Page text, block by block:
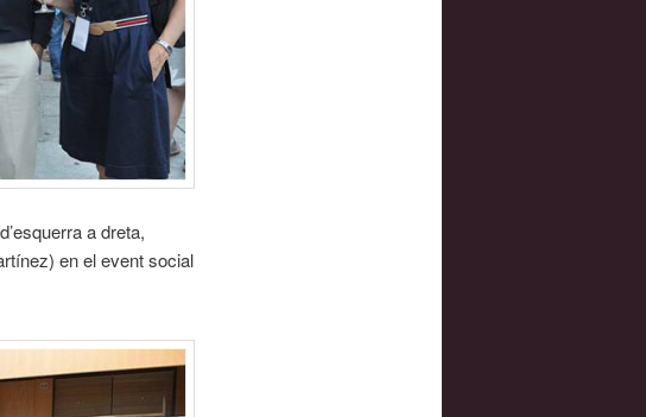
a dreta,
en el event social